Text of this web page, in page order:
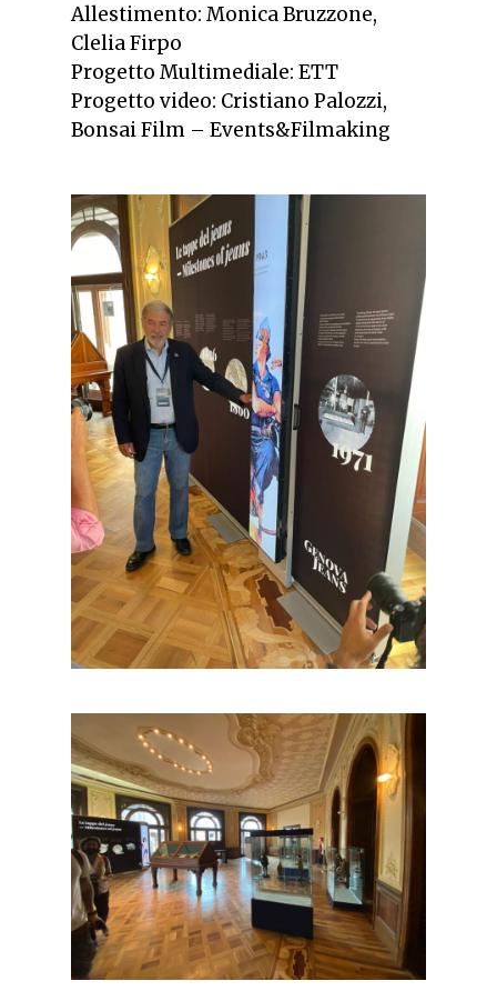
Allestimento: Monica Bruzzone,
Clelia Firpo
Progetto Multimediale: ETT
Progetto video: Cristiano Palozzi,
Bonsai Film – Events&Filmaking